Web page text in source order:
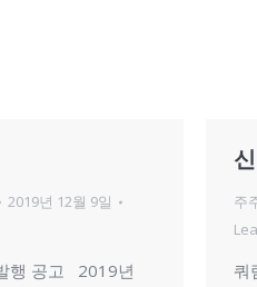
2019년 12월 9일
행 공고 2019년
주
쿼